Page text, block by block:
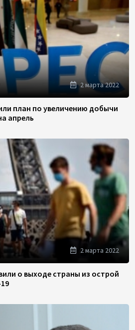
2 марта 2022
план по увеличению добычи
апрель
2 марта 2022
о выходе страны из острой